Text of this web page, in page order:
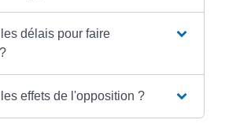
délais pour faire
effets de l'opposition ?